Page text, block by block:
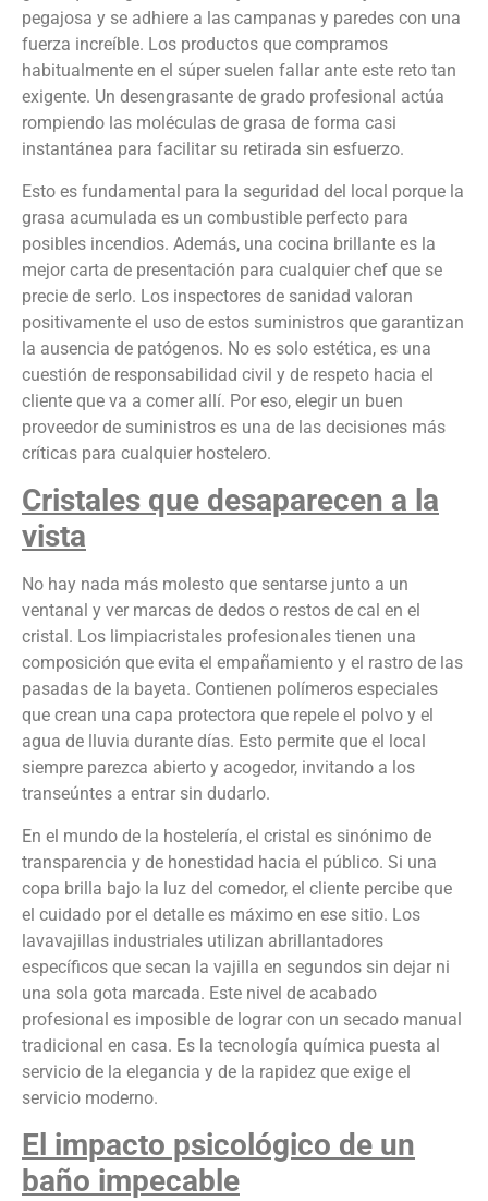
pegajosa y se adhiere a las campanas y paredes con una
fuerza increíble. Los productos que compramos
habitualmente en el súper suelen fallar ante este reto tan
exigente. Un desengrasante de grado profesional actúa
rompiendo las moléculas de grasa de forma casi
instantánea para facilitar su retirada sin esfuerzo.
Esto es fundamental para la seguridad del local porque la
grasa acumulada es un combustible perfecto para
posibles incendios. Además, una cocina brillante es la
mejor carta de presentación para cualquier chef que se
precie de serlo. Los inspectores de sanidad valoran
positivamente el uso de estos suministros que garantizan
la ausencia de patógenos. No es solo estética, es una
cuestión de responsabilidad civil y de respeto hacia el
cliente que va a comer allí. Por eso, elegir un buen
proveedor de suministros es una de las decisiones más
críticas para cualquier hostelero.
Cristales que desaparecen a la
vista
No hay nada más molesto que sentarse junto a un
ventanal y ver marcas de dedos o restos de cal en el
cristal. Los limpiacristales profesionales tienen una
composición que evita el empañamiento y el rastro de las
pasadas de la bayeta. Contienen polímeros especiales
que crean una capa protectora que repele el polvo y el
agua de lluvia durante días. Esto permite que el local
siempre parezca abierto y acogedor, invitando a los
transeúntes a entrar sin dudarlo.
En el mundo de la hostelería, el cristal es sinónimo de
transparencia y de honestidad hacia el público. Si una
copa brilla bajo la luz del comedor, el cliente percibe que
el cuidado por el detalle es máximo en ese sitio. Los
lavavajillas industriales utilizan abrillantadores
específicos que secan la vajilla en segundos sin dejar ni
una sola gota marcada. Este nivel de acabado
profesional es imposible de lograr con un secado manual
tradicional en casa. Es la tecnología química puesta al
servicio de la elegancia y de la rapidez que exige el
servicio moderno.
El impacto psicológico de un
baño impecable